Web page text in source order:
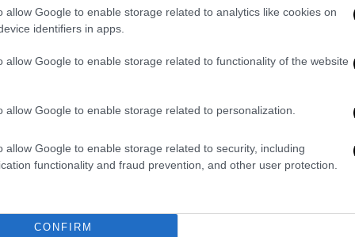
allow Google to enable storage related to analytics like cookies on
identifiers in apps.
allow Google to enable storage related to functionality of the website
allow Google to enable storage related to personalization.
allow Google to enable storage related to security, including
functionality and fraud prevention, and other user protection.
CONFIRM
τον σιδηρολοστό με τον οποίο
του σώματος του. Η αστυνομία
αίματα
και τους απαγγέλθηκαν κατηγορίες.
δικηγόρο των θυμάτων για τις